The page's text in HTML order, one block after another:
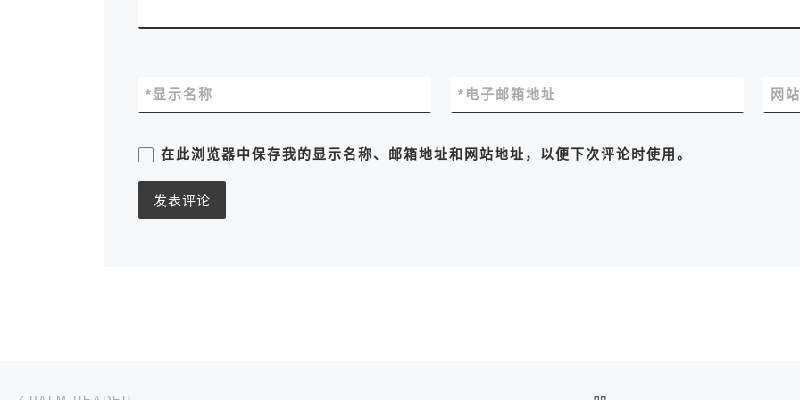
显示名称
* 电子邮箱地址
* 网
在此浏览器中保存我的显示名称、邮箱地址和网站地址，以便下次评论时使用。
文章导航